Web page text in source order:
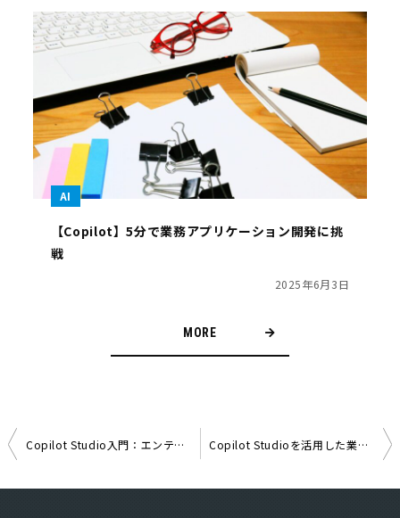
AI
【Copilot】5分で業務アプリケーション開発に挑
戦
2025年6月3日
MORE
投
Copilot Studio入門：エンティティ機能でユーザー入力を正しく理解する Copilot Studioを活用した業務効率化について